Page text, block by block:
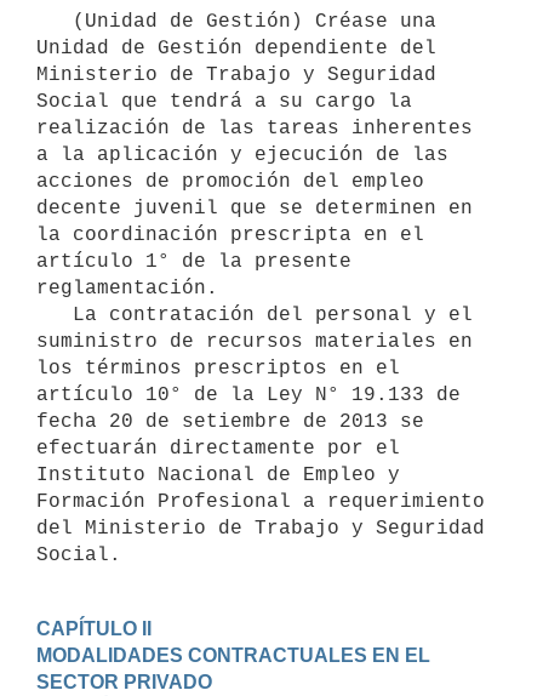
Unidad de Gestión dependiente del
Ministerio de Trabajo y Seguridad
Social que tendrá a su cargo la
realización de las tareas inherentes
a la aplicación y ejecución de las
acciones de promoción del empleo
decente juvenil que se determinen en
la coordinación prescripta en el
artículo 1° de la presente
reglamentación.
suministro de recursos materiales en
los términos prescriptos en el
artículo 10° de la Ley N° 19.133 de
fecha 20 de setiembre de 2013 se
efectuarán directamente por el
Instituto Nacional de Empleo y
Formación Profesional a requerimiento
del Ministerio de Trabajo y Seguridad
Social.
CAPÍTULO II
MODALIDADES CONTRACTUALES EN EL
SECTOR PRIVADO